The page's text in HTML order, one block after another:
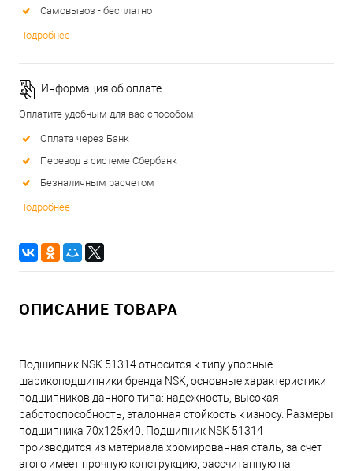
Самовывоз - бесплатно
Подробнее
Информация об оплате
Оплатите удобным для вас способом:
Оплата через Банк
Перевод в системе Сбербанк
Безналичным расчетом
Подробнее
ОПИСАНИЕ ТОВАРА
Подшипник NSK 51314 относится к типу упорные
шарикоподшипники бренда NSK, основные характеристики
подшипников данного типа: надежность, высокая
работоспособность, эталонная стойкость к износу. Размеры
подшипника 70x125x40. Подшипник NSK 51314
производится из материала хромированная сталь, за счет
этого имеет прочную конструкцию, рассчитанную на